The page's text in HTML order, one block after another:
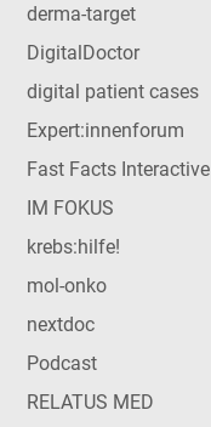
derma-target
DigitalDoctor
digital patient cases
Expert:innenforum
Fast Facts Interactive
IM FOKUS
krebs:hilfe!
mol-onko
nextdoc
Podcast
RELATUS MED